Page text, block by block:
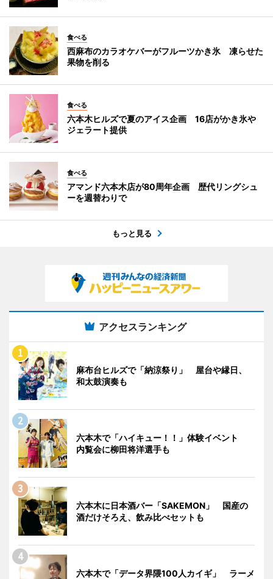
食べる
西麻布のカラオケバーがフルーツかき氷 凍らせた
果物を削る
食べる
六本木ヒルズで夏のアイス企画 16店がかき氷や
ジェラート提供
食べる
アマンド六本木店が80周年企画 歴代リングシュ
ーを週替わりで
もっと見る
アクセスランキング
麻布台ヒルズで「納涼祭り」 屋台や縁日、
和太鼓演奏も
六本木で「ハイキュー！！」体験イベント
内覧会に柳田将洋選手も
六本木に日本酒バー「SAKEMON」 国産の
酒だけそろえ、飲み比べセットも
六本木で「データ界隈100人カイギ」 ラーメ